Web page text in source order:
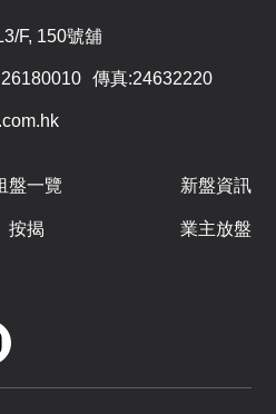
2房
1房
A2
2房
A3
1房
F, 150號舖
26180010 傳真:24632220
盤一覽 新盤資訊
按揭 業主放盤